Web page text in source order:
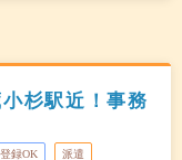
杉駅近！事務
録OK 派遣